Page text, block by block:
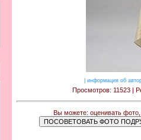
информация об
Просмотров: 11523 |
Вы можете: оценивать